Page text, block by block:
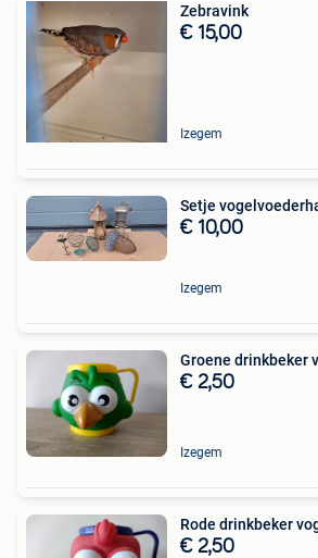
Zebravink
€ 15,00
Izegem
Setje
€ 10,00
Izegem
Groene drinkbeker
€ 2,50
Izegem
Rode drinkbeker
€ 2,50